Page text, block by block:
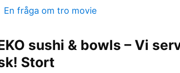
En fråga om tro movie
sushi & bowls – Vi
Stort